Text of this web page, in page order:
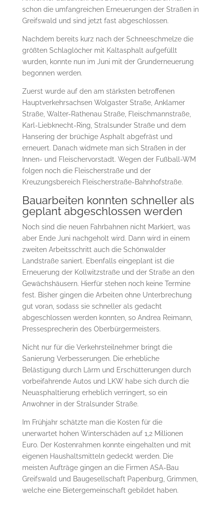
schon die umfangreichen Erneuerungen der Straßen in
Greifswald und sind jetzt fast abgeschlossen.
Nachdem bereits kurz nach der Schneeschmelze die
größten Schlaglöcher mit Kaltasphalt aufgefüllt
wurden, konnte nun im Juni mit der Grunderneuerung
begonnen werden.
Zuerst wurde auf den am stärksten betroffenen
Hauptverkehrsachsen Wolgaster Straße, Anklamer
Straße, Walter-Rathenau Straße, Fleischmannstraße,
Karl-Liebknecht-Ring, Stralsunder Straße und dem
Hansering der brüchige Asphalt abgefräst und
erneuert. Danach widmete man sich Straßen in der
Innen- und Fleischervorstadt. Wegen der Fußball-WM
folgen noch die Fleischerstraße und der
Kreuzungsbereich Fleischerstraße-Bahnhofstraße.
Bauarbeiten konnten schneller als
geplant abgeschlossen werden
Noch sind die neuen Fahrbahnen nicht Markiert, was
aber Ende Juni nachgeholt wird. Dann wird in einem
zweiten Arbeitsschritt auch die Schönwalder
Landstraße saniert. Ebenfalls eingeplant ist die
Erneuerung der Kollwitzstraße und der Straße an den
Gewächshäusern. Hierfür stehen noch keine Termine
fest. Bisher gingen die Arbeiten ohne Unterbrechung
gut voran, sodass sie schneller als gedacht
abgeschlossen werden konnten, so Andrea Reimann,
Pressesprecherin des Oberbürgermeisters.
Nicht nur für die Verkehrsteilnehmer bringt die
Sanierung Verbesserungen. Die erhebliche
Belästigung durch Lärm und Erschütterungen durch
vorbeifahrende Autos und LKW habe sich durch die
Neuasphaltierung erheblich verringert, so ein
Anwohner in der Stralsunder Straße.
Im Frühjahr schätzte man die Kosten für die
unerwartet hohen Winterschäden auf 1,2 Millionen
Euro. Der Kostenrahmen konnte eingehalten und mit
eigenen Haushaltsmitteln gedeckt werden. Die
meisten Aufträge gingen an die Firmen ASA-Bau
Greifswald und Baugesellschaft Papenburg, Grimmen,
welche eine Bietergemeinschaft gebildet haben.